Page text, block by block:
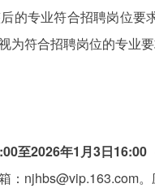
的专业符合招聘岗位
为符合招聘岗位的专业要
至2026年1月3日16:00
：njhbs@vip.163.com